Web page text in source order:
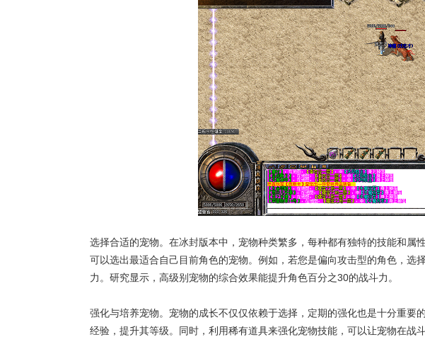
选择合适的宠物。在冰封版本中，宠物种类繁多，每种都有独特的技能和属
可以选出最适合自己目前角色的宠物。例如，若您是偏向攻击型的角色，选
力。研究显示，高级别宠物的综合效果能提升角色百分之30的战斗力。
强化与培养宠物。宠物的成长不仅仅依赖于选择，定期的强化也是十分重要
经验，提升其等级。同时，利用稀有道具来强化宠物技能，可以让宠物在战